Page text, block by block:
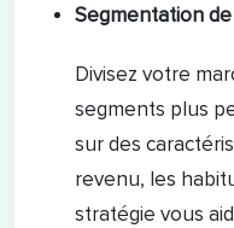
Segmentation
Divisez votre
segments plus
sur des
revenu, les
stratégie vous